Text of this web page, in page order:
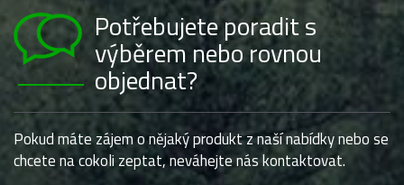
Potřebujete poradit s
výběrem nebo rovnou
objednat?
Pokud máte zájem o nějaký produkt z naší nabídky nebo se
chcete na cokoli zeptat, neváhejte nás kontaktovat.